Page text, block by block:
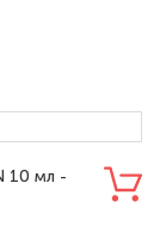
10 мл -